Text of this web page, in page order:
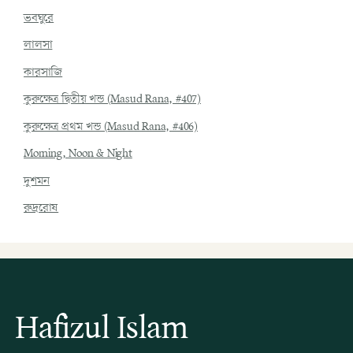
ভবঘুরে
লালসা
কারসাজি
কুরুক্ষেত্র দ্বিতীয় খন্ড (Masud Rana, #407)
কুরুক্ষেত্র প্রথম খন্ড (Masud Rana, #406)
Morning, Noon & Night
দুশমন
রুদ্ররোষ
Hafizul Islam